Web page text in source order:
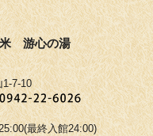
米 游心の湯
7-10
最終入館24:00)